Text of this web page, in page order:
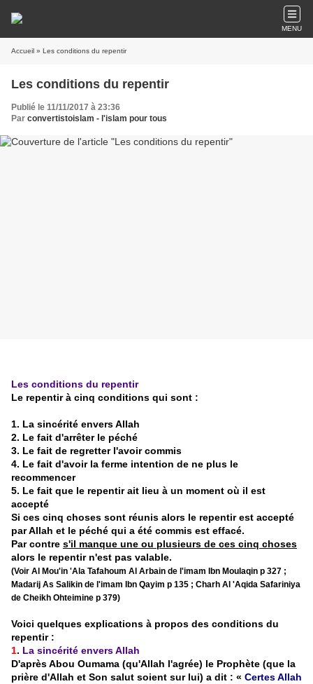
MENU
Accueil » Les conditions du repentir
Les conditions du repentir
Publié le 11/11/2017 à 23:36
Par convertistoislam - l'islam pour tous
Les conditions du repentir
Le repentir à cinq conditions qui sont :
1. La sincérité envers Allah
2. Le fait d'arrêter le péché
3. Le fait de regretter l'avoir commis
4. Le fait d'avoir la ferme intention de ne plus le
recommencer
5. Le fait que le repentir ait lieu à un moment où il est
accepté
Si ces cinq choses sont réunis alors le repentir est accepté
par Allah et le péché qui a été commis est effacé.
Par contre s'il manque une ou plusieurs de ces cinq choses
alors le repentir n'est pas valable.
(Voir Al Mou'in 'Ala Tafahoum Al Arbain de l'imam Ibn Moulaqin p 327 ;
Madarij As Salikin de l'imam Ibn Qayim p 135 ; Charh Al 'Aqida Safariniya
de Cheikh Ohteimine p 379)
Voici quelques explications à propos des conditions du
repentir :
1. La sincérité envers Allah
D'après Abou Oumama (qu'Allah l'agrée) le Prophète (que la
prière d'Allah et Son salut soient sur lui) a dit : « Certes Allah